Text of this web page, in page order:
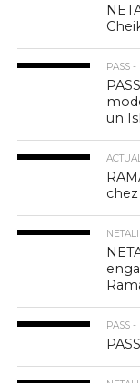
PASS -
un
PASS -